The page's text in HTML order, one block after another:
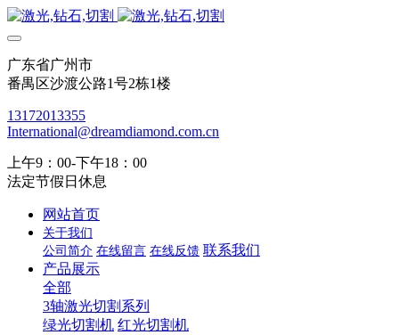
广东省广州市
番禺区沙渡公路1号2栋1楼
13172013355
International@dreamdiamond.com.cn
上午9：00-下午18：00
法定节假日休息
网站首页
关于我们
公司简介 在线留言 在线反馈 联系我们
产品展示
全部
3轴激光切割系列
绿光切割机 红光切割机